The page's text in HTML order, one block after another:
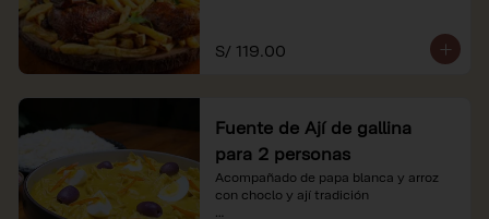
*Nuestros precios están expresados en
soles e incluyen impuestos de ley y
S/ 119.00
Fuente de Ají de gallina
para 2 personas
Acompañado de papa blanca y arroz
con choclo y ají tradición